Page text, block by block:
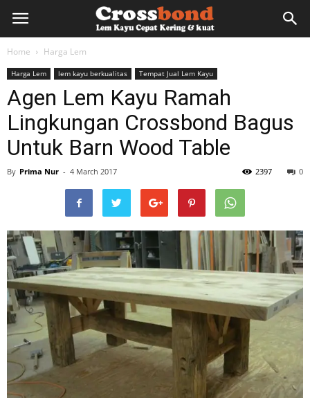
lemkayu.net
Lem
HPL,
Kertas,
Vinyl
Home Harga Lem
Harga Lem lem kayu berkualitas Tempat Jual Lem Kayu
Agen Lem Kayu Ramah
Lingkungan Crossbond Bagus
Untuk Barn Wood Table
By Prima Nur - 4 March 2017 0
2397